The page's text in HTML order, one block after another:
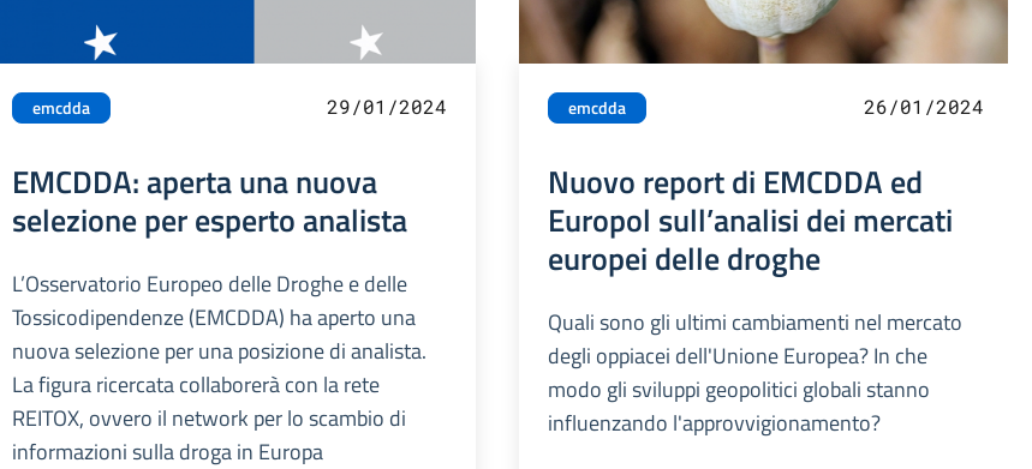
emcdda 29/01/2024
EMCDDA: aperta una nuova
selezione per esperto analista
L’Osservatorio Europeo delle Droghe e delle
Tossicodipendenze (EMCDDA) ha aperto una
nuova selezione per una posizione di analista.
La figura ricercata collaborerà con la rete
REITOX, ovvero il network per lo scambio di
informazioni sulla droga in Europa
emcdda 26/01/2024
Nuovo report di EMCDDA ed
Europol sull’analisi dei mercati
europei delle droghe
Quali sono gli ultimi cambiamenti nel mercato
degli oppiacei dell'Unione Europea? In che
modo gli sviluppi geopolitici globali stanno
influenzando l'approvvigionamento?